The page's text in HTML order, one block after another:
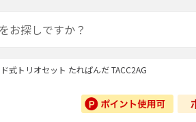
式トリオセット たれぱんだ TACC2AG